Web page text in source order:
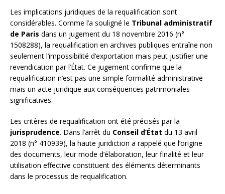
Les implications juridiques de la requalification sont
considérables. Comme l’a souligné le Tribunal administratif
de Paris dans un jugement du 18 novembre 2016 (n°
1508288), la requalification en archives publiques entraîne non
seulement l’impossibilité d’exportation mais peut justifier une
revendication par l’État. Ce jugement confirme que la
requalification n’est pas une simple formalité administrative
mais un acte juridique aux conséquences patrimoniales
significatives.
Les critères de requalification ont été précisés par la
jurisprudence. Dans l’arrêt du Conseil d’État du 13 avril
2018 (n° 410939), la haute juridiction a rappelé que l’origine
des documents, leur mode d’élaboration, leur finalité et leur
utilisation effective constituent des éléments déterminants
dans le processus de requalification.